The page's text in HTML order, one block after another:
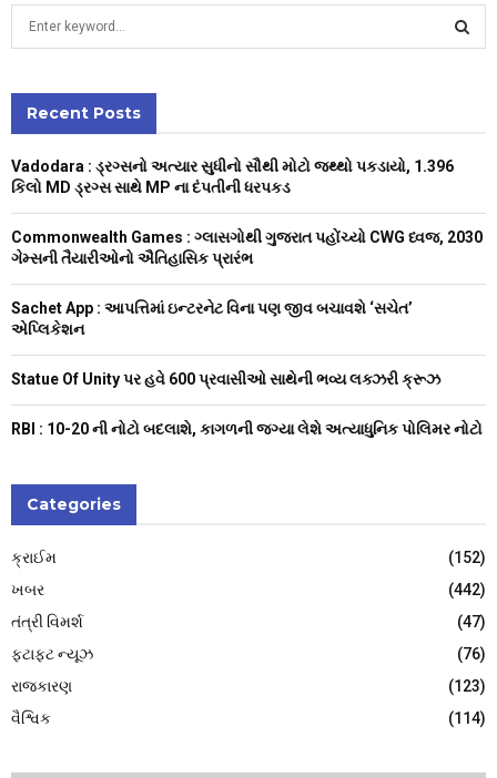
h
o
C
Recent Posts
Vadodara : ડ્રગ્સનો અત્યાર સુધીનો સૌથી મોટો જથ્થો પકડાયો, 1.396
કિલો MD ડ્રગ્સ સાથે MP ના દંપતીની ધરપકડ
Commonwealth Games : ગ્લાસગોથી ગુજરાત પહોંચ્યો CWG ધ્વજ, 2030
ગેમ્સની તૈયારીઓનો ઐતિહાસિક પ્રારંભ
Sachet App : આપત્તિમાં ઇન્ટરનેટ વિના પણ જીવ બચાવશે ‘સચેત’
એપ્લિકેશન
Statue Of Unity પર હવે 600 પ્રવાસીઓ સાથેની ભવ્ય લક્ઝરી ક્રૂઝ
RBI : ₹10-20 ની નોટો બદલાશે, કાગળની જગ્યા લેશે અત્યાધુનિક પોલિમર નોટો
Categories
ક્રાઈમ
(152)
ખબર
(442)
તંત્રી વિમર્શ
(47)
ફટાફટ ન્યૂઝ
(76)
રાજકારણ
(123)
વૈશ્વિક
(114)